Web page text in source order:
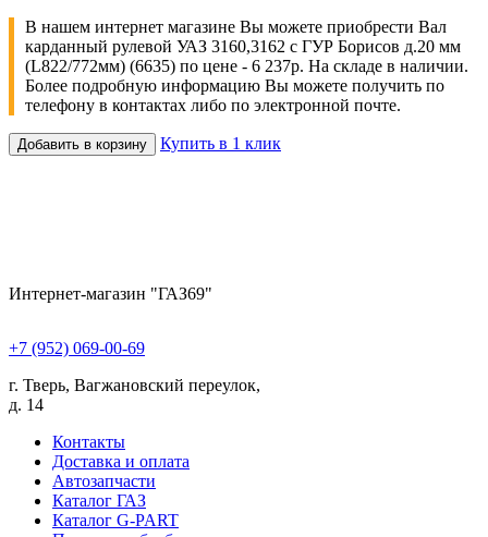
В нашем интернет магазине Вы можете приобрести Вал
карданный рулевой УАЗ 3160,3162 с ГУР Борисов д.20 мм
(L822/772мм) (6635) по цене - 6 237р. На складе в наличии.
Более подробную информацию Вы можете получить по
телефону в контактах либо по электронной почте.
Добавить в корзину Купить в 1 клик
Интернет-магазин "ГАЗ69"
+7 (952) 069-00-69
г. Тверь, Вагжановский переулок,
д. 14
Контакты
Доставка и оплата
Автозапчасти
Каталог ГАЗ
Каталог G-PART